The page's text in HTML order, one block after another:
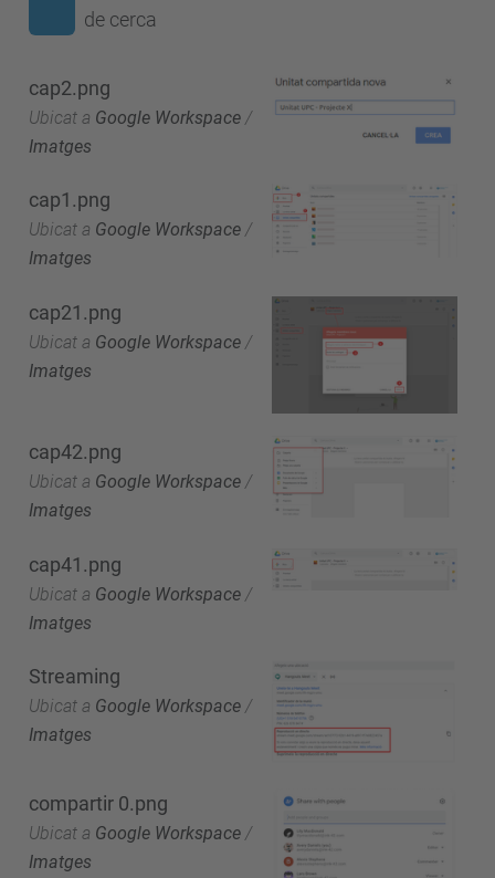
de cerca
cap2.png
Ubicat a Google Workspace /
Imatges
cap1.png
Ubicat a Google Workspace /
Imatges
cap21.png
Ubicat a Google Workspace /
Imatges
cap42.png
Ubicat a Google Workspace /
Imatges
cap41.png
Ubicat a Google Workspace /
Imatges
Streaming
Ubicat a Google Workspace /
Imatges
compartir 0.png
Ubicat a Google Workspace /
Imatges